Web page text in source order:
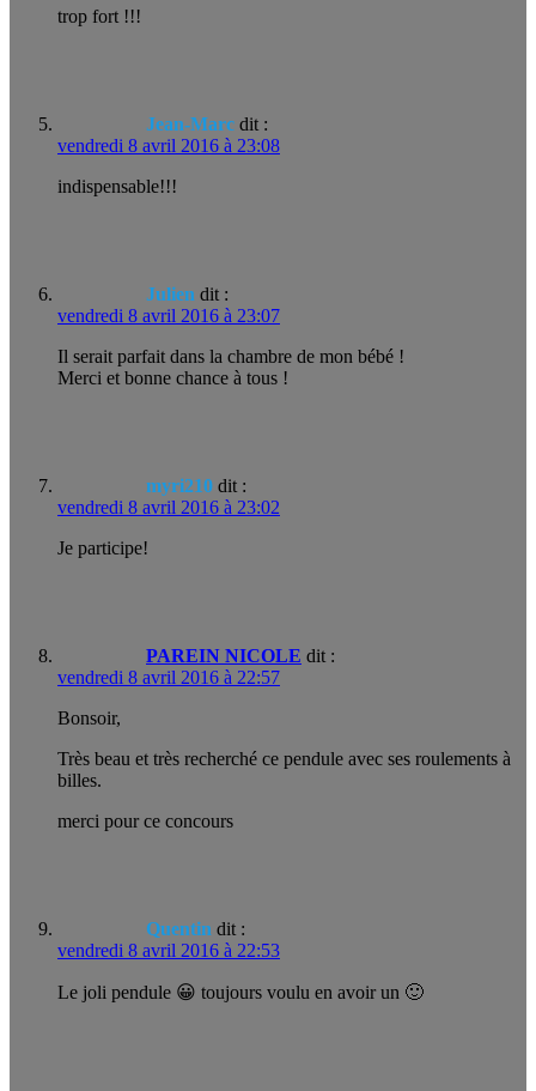
trop fort !!!
Jean-Marc dit :
vendredi 8 avril 2016 à 23:08
indispensable!!!
Julien dit :
vendredi 8 avril 2016 à 23:07
Il serait parfait dans la chambre de mon bébé !
Merci et bonne chance à tous !
myri210 dit :
vendredi 8 avril 2016 à 23:02
Je participe!
PAREIN NICOLE dit :
vendredi 8 avril 2016 à 22:57
Bonsoir,
Très beau et très recherché ce pendule avec ses roulements à
billes.
merci pour ce concours
Quentin dit :
vendredi 8 avril 2016 à 22:53
Le joli pendule 😀 toujours voulu en avoir un 🙂